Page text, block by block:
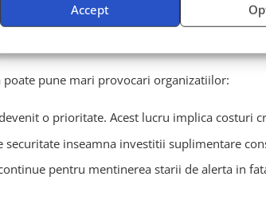
Accept
pe AI
pune mari provocari organizatiilor:
o prioritate. Acest lucru implica costuri
inseamna investitii suplimentare
pentru mentinerea starii de alerta in